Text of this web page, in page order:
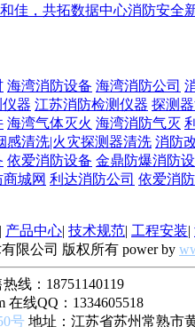
佳，共拓数据中心消防安全
海湾消防设备 海湾消防公司
器 江苏消防检测仪器 探测
海湾气体灭火 海湾消防气灭
感清洗|火灾探测器清洗 消防
依爱消防设备 金鼎防爆消防
城网 利达消防公司 依爱消防
| 产品中心| 技术规范| 工程安装|
限公司 版权所有 power by
线：18751140119
在线QQ：1334605518
号 地址：江苏省苏州常熟市